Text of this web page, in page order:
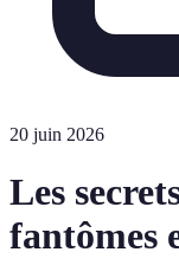
20 juin 2026
Les
fantômes